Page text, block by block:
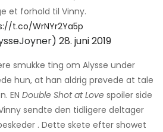
et forhold til Vinny.
t.co/WrNYr2Ya5p
28. juni 2019
smukke ting om Alysse under
hun, at han aldrig prøvede at tale
EN Double Shot at Love spoiler side
sendte den tidligere deltager
. Dette skete efter showet